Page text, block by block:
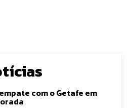
com o Getafe em